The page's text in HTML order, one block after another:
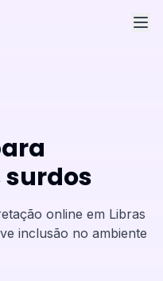
online em Libras
inclusão no ambiente